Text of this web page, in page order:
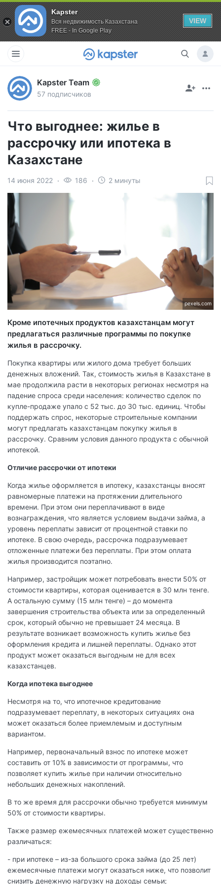
Kapster
Вся недвижимость Казахстана
FREE - In Google Play
VIEW
Kapster Team
57 подписчиков
Что выгоднее: жилье в
рассрочку или ипотека в
Казахстане
14 июня 2022 186 2 минуты
pexels.com
Кроме ипотечных продуктов казахстанцам могут
предлагаться различные программы по покупке
жилья в рассрочку.
Покупка квартиры или жилого дома требует больших
денежных вложений. Так, стоимость жилья в Казахстане в
мае продолжила расти в некоторых регионах несмотря на
падение спроса среди населения: количество сделок по
купле-продаже упало с 52 тыс. до 30 тыс. единиц. Чтобы
поддержать спрос, некоторые строительные компании
могут предлагать казахстанцам покупку жилья в
рассрочку. Сравним условия данного продукта с обычной
ипотекой.
Отличие рассрочки от ипотеки
Когда жилье оформляется в ипотеку, казахстанцы вносят
равномерные платежи на протяжении длительного
времени. При этом они переплачивают в виде
вознаграждения, что является условием выдачи займа, а
уровень переплаты зависит от процентной ставки по
ипотеке. В свою очередь, рассрочка подразумевает
отложенные платежи без переплаты. При этом оплата
жилья производится поэтапно.
Например, застройщик может потребовать внести 50% от
стоимости квартиры, которая оценивается в 30 млн тенге.
А остальную сумму (15 млн тенге) – до момента
завершения строительства объекта или за определенный
срок, который обычно не превышает 24 месяца. В
результате возникает возможность купить жилье без
оформления кредита и лишней переплаты. Однако этот
продукт может оказаться выгодным не для всех
казахстанцев.
Когда ипотека выгоднее
Несмотря на то, что ипотечное кредитование
подразумевает переплату, в некоторых ситуациях она
может оказаться более приемлемым и доступным
вариантом.
Например, первоначальный взнос по ипотеке может
составить от 10% в зависимости от программы, что
позволяет купить жилье при наличии относительно
небольших денежных накоплений.
В то же время для рассрочки обычно требуется минимум
50% от стоимости квартиры.
Также размер ежемесячных платежей может существенно
различаться:
- при ипотеке – из-за большого срока займа (до 25 лет)
ежемесячные платежи могут оказаться ниже, что позволит
снизить денежную нагрузку на доходы семьи;